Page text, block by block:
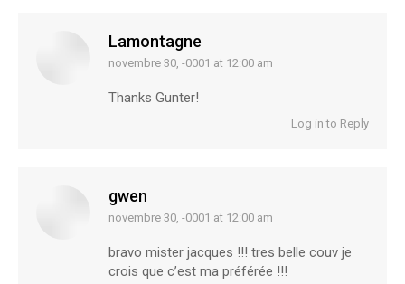
Lamontagne
says:
novembre 30, -0001 at 12:00 am
Thanks Gunter!
Log in to Reply
gwen
says:
novembre 30, -0001 at 12:00 am
bravo mister jacques !!! tres belle couv je
crois que c’est ma préférée !!!